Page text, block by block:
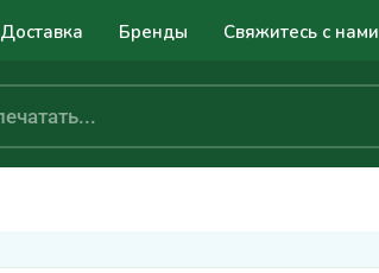
Доставка Бренды Свяжитесь с нами